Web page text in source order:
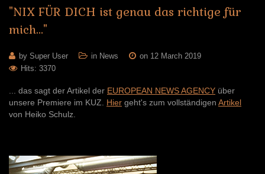
"NIX FÜR DICH ist genau das richtige für
mich..."
by Super User in News
on 12 March 2019
Hits: 3370
... das sagt der Artikel der EUROPEAN NEWS AGENCY über
unsere Premiere im KUZ. Hier geht's zum vollständigen Artikel
von Heiko Schulz.